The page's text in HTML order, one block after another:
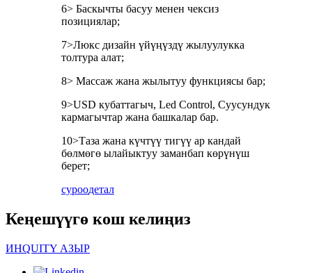
6> Баскычты басуу менен чексиз
позициялар;
7>Люкс дизайн үйүңүздү жылуулукка
толтура алат;
8> Массаж жана жылытуу функциясы бар;
9>USD кубаттагыч, Led Control, Суусундук
кармагычтар жана башкалар бар.
10>Таза жана күчтүү тигүү ар кандай
бөлмөгө ылайыктуу заманбап көрүнүш
берет;
суроодетал
Кеңешүүгө кош келиңиз
ИНQUITY АЗЫР